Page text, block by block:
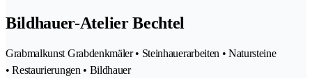
Bildhauer-Atelier Bechtel
Grabmalkunst Grabdenkmäler • Steinhauerarbeiten • Natursteine
• Restaurierungen • Bildhauer